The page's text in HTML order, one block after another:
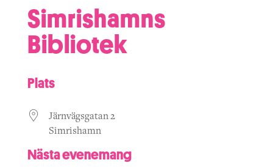
Simrishamns
Bibliotek
Plats
Järnvägsgatan 2
Simrishamn
Nästa evenemang